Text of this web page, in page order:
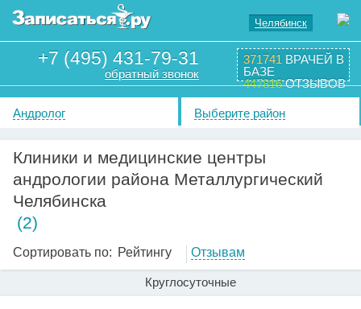
Челябинск
+7 (495) 431-79-31
обратный звонок
371741 ВРАЧЕЙ В
БАЗЕ
447816ОТЗЫВОВ
Андролог Выберите район
Клиники и медицинские центры
андрологии района Металлургический
Челябинска
(2)
Сортировать по: Рейтингу Отзывам
Круглосуточные